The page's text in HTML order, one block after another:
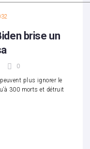
brise un
0
plus ignorer le
300 morts et détruit